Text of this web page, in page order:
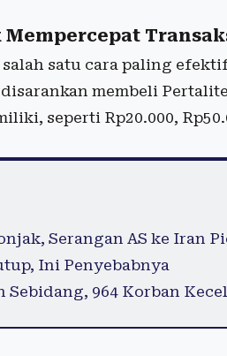
Mempercepat
satu cara paling
membeli
seperti Rp20.000,
Serangan AS ke Iran
Ini Penyebabnya
Sebidang, 964 Korban